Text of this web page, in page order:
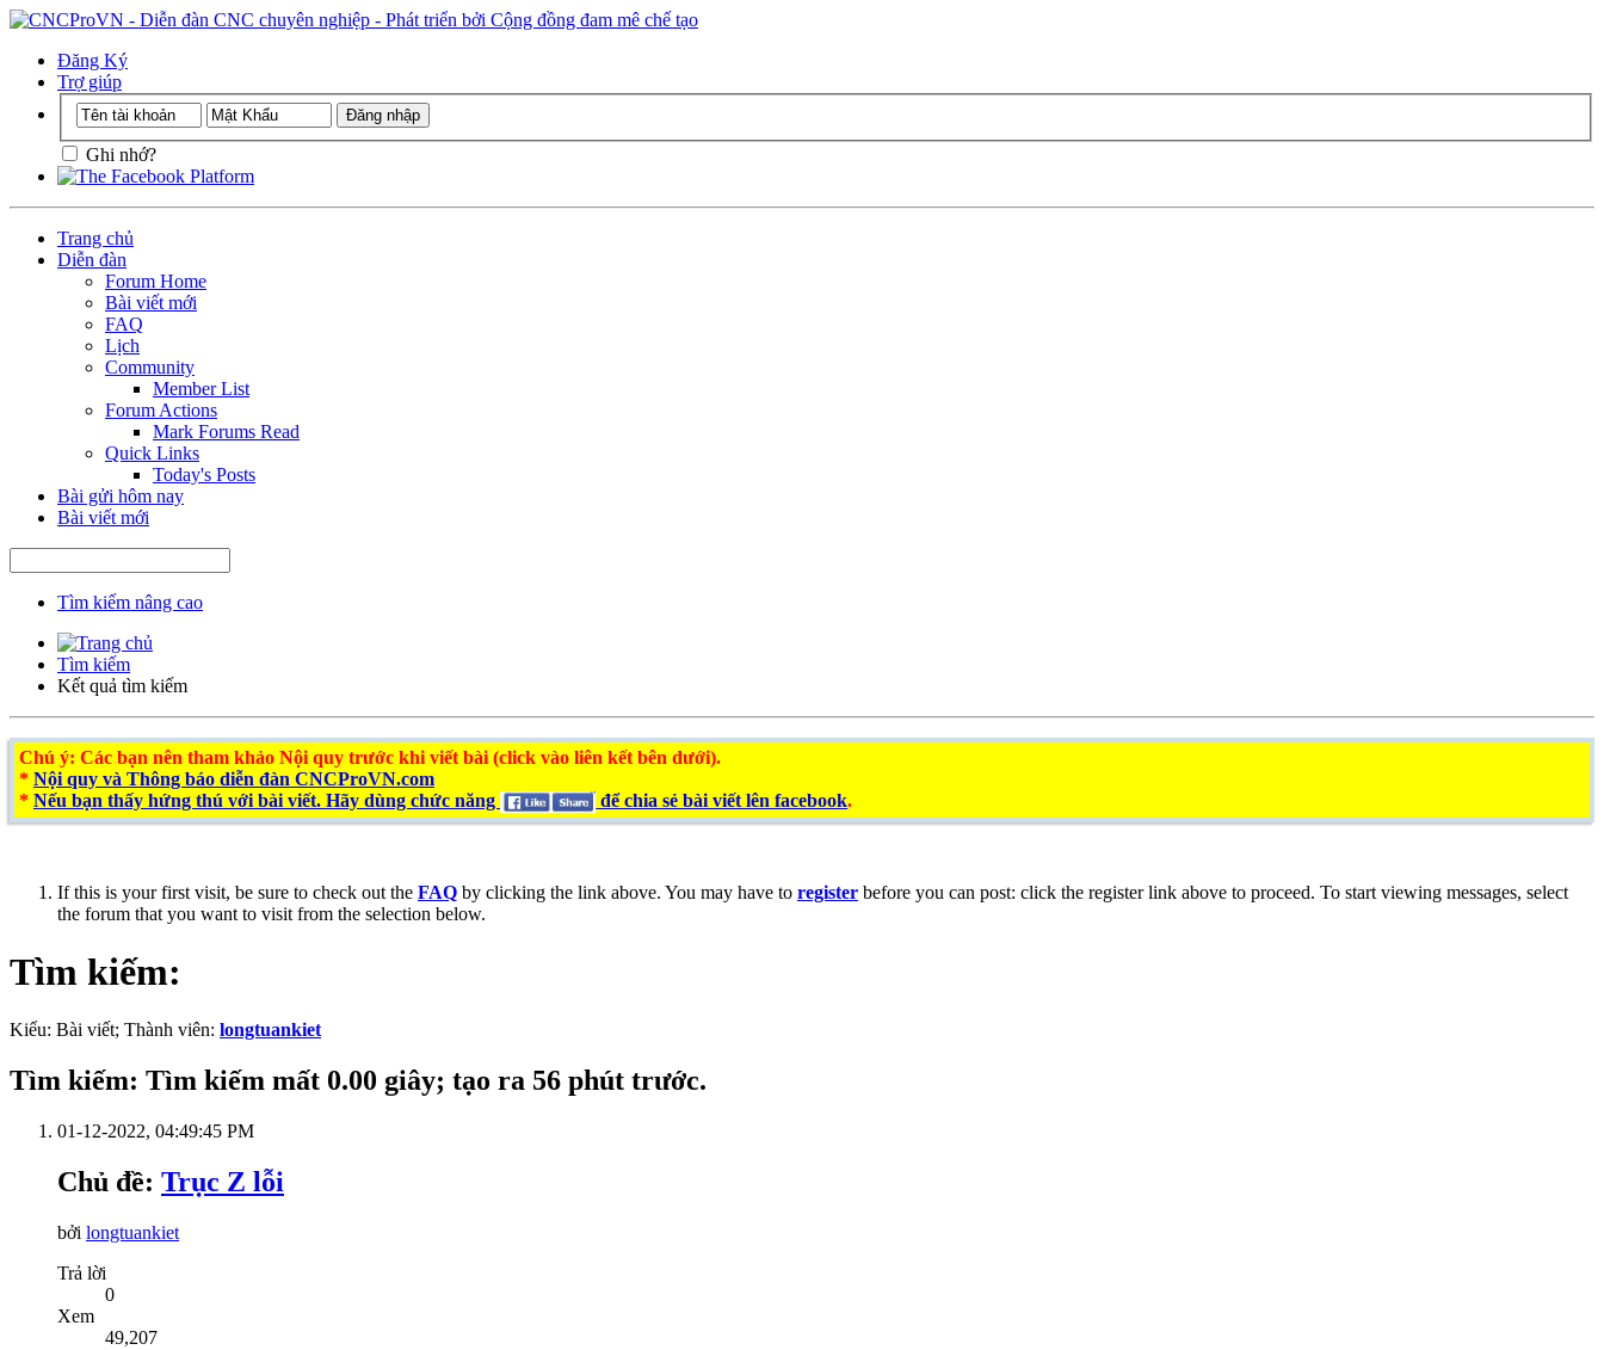
Đăng Ký
Trợ giúp
Ghi nhớ?
Trang chủ
Diễn đàn
Forum Home
Bài viết mới
FAQ
Lịch
Community
Member List
Forum Actions
Mark Forums Read
Quick Links
Today's Posts
Bài gửi hôm nay
Bài viết mới
Tìm kiếm nâng cao
Tìm kiếm
Kết quả tìm kiếm
Chú ý: Các bạn nên tham khảo Nội quy trước khi viết bài (click vào liên kết bên dưới).
* Nội quy và Thông báo diễn đàn CNCProVN.com
* Nếu bạn thấy hứng thú với bài viết. Hãy dùng chức năng để chia sẻ bài viết lên facebook.
If this is your first visit, be sure to check out the FAQ by clicking the link above. You may have to register before you can post: click the register link above to proceed. To start viewing messages, select
the forum that you want to visit from the selection below.
Tìm kiếm:
Kiểu: Bài viết; Thành viên: longtuankiet
Tìm kiếm: Tìm kiếm mất 0.00 giây; tạo ra 56 phút trước.
01-12-2022, 04:49:45 PM
Chủ đề: Trục Z lỗi
bởi longtuankiet
Trả lời
0
Xem
49,207